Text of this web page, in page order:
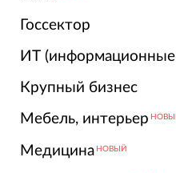
Госсектор
ИТ (информационные
Крупный бизнес
Мебель, интерьер
Медицина НОВЫЙ